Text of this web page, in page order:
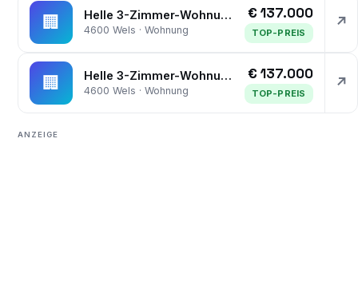
🏢 Helle 3-Zimmer-Wohnung mit Loggia, Lift und Pkw-Stellplatz
4600 Wels · Wohnung
€ 137.000
TOP-PREIS
↗
🏢 Helle 3-Zimmer-Wohnung mit Loggia, Lift und Pkw-Stellplatz
4600 Wels · Wohnung
€ 137.000
TOP-PREIS
↗
ANZEIGE